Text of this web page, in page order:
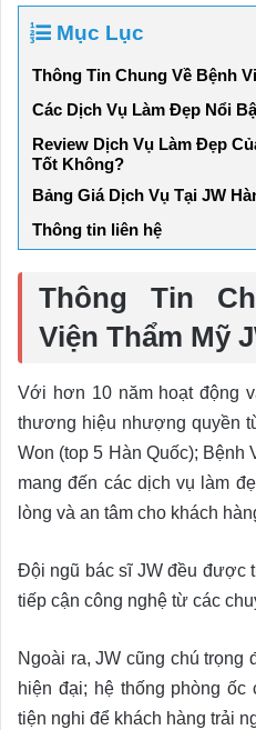
Mục Lục
Thông Tin Chung Về Bệnh
Các Dịch Vụ Làm Đẹp Nổi
Review Dịch Vụ Làm Đẹp
Tốt Không?
Bảng Giá Dịch Vụ Tại JW
Thông tin liên hệ
Thông Tin
Viện Thẩm Mỹ
Với hơn 10 năm hoạt động
thương hiệu nhượng quyền
Won (top 5 Hàn Quốc); Bệnh
mang đến các dịch vụ làm
lòng và an tâm cho khách
Đội ngũ bác sĩ JW đều được
tiếp cận công nghệ từ các
Ngoài ra, JW cũng chú trọng
hiện đại; hệ thống phòng
tiện nghi để khách hàng trải